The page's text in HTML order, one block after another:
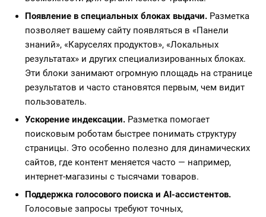
Появление в специальных блоках выдачи. Разметка
позволяет вашему сайту появляться в «Панели
знаний», «Каруселях продуктов», «Локальных
результатах» и других специализированных блоках.
Эти блоки занимают огромную площадь на странице
результатов и часто становятся первым, чем видит
пользователь.
Ускорение индексации. Разметка помогает
поисковым роботам быстрее понимать структуру
страницы. Это особенно полезно для динамических
сайтов, где контент меняется часто — например,
интернет-магазины с тысячами товаров.
Поддержка голосового поиска и AI-ассистентов.
Голосовые запросы требуют точных,